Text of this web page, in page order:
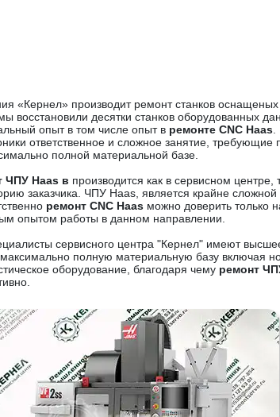
«Кернел» производит ремонт станков
восстановили десятки станков оборудованных
опыт в том числе опыт в ремонте CNC Haas
ответственное и сложное занятие,
полной материальной базе.
ЧПУ Haas в производится как в сервисном
заказчика. ЧПУ Haas, является крайне
ремонт CNC Haas можно доверить только
опытом работы в данном направлении.
сервисного центра "Кернел" имеют
полную материальную базу включая
оборудование, благодаря чему ремонт